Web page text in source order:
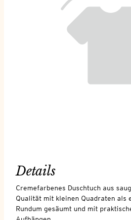
Details
Cremefarbenes Duschtuch aus
Qualität mit kleinen Quadraten als
Rundum gesäumt und mit